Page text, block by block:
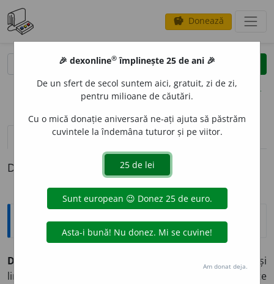
savings Donează
clear
opțiuni
definiții (1) pronunțievolume_up (41)
Definiția cu ID-ul 461589:
Explicative DEX
D
1. sistem de telegrafie în care pe aceeași
linie se pot face în același moment mai multe
🎉 dexonline® împlinește 25 de ani 🎉
De un sfert de secol suntem aici, gratuit, zi de zi,
pentru milioane de căutări.
Cu o mică donație aniversară ne-ați ajuta să păstrăm
cuvintele la îndemâna tuturor și pe viitor.
Am donat deja.